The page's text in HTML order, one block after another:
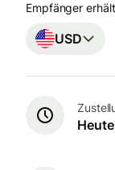
Empfänger erhält
USD